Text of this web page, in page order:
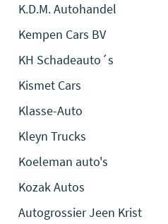
K.D.M. Autohandel
Kempen Cars BV
KH Schadeauto´s
Kismet Cars
Klasse-Auto
Kleyn Trucks
Koeleman auto's
Kozak Autos
Autogrossier Jeen Krist